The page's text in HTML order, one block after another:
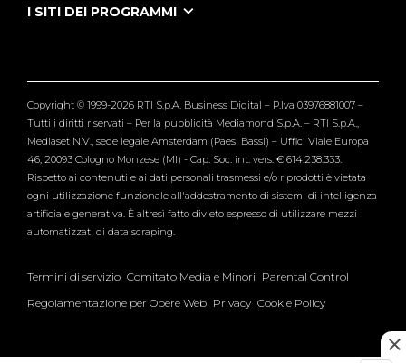
Tutti i servizi
I SITI DEI PROGRAMMI
Verissimo
Copyright © 1999-2026 RTI S.p.A. Business Digital – P.Iva 03976881007 –
Tutti i diritti riservati – Per la pubblicità Mediamond S.p.A. – RTI S.p.A.,
Mediaset N.V., sede legale Amsterdam (Paesi Bassi) – Uffici Viale Europa
46, 20093 Cologno Monzese (MI) - Cap. Soc. int. vers. € 614.238.333.
Rispetto ai contenuti e ai dati personali trasmessi e/o riprodotti è vietata
ogni utilizzazione funzionale all'addestramento di sistemi di intelligenza
artificiale generativa. È altresì fatto divieto espresso di utilizzare mezzi
automatizzati di data scraping.
Termini di servizio Comitato Media e Minori Parental Control
Regolamentazione per Opere Web Privacy Cookie Policy